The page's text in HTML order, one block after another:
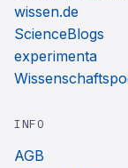
wissen.de
ScienceBlogs
experimenta
INFO
AGB